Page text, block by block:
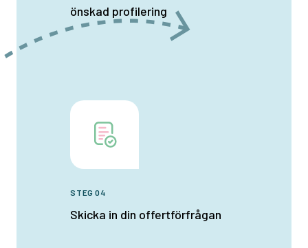
önskad profilering
STEG 04
Skicka in din offertförfrågan